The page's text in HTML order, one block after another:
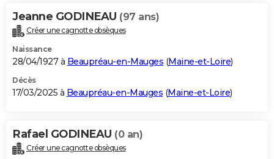
Jeanne GODINEAU (97 ans)
Créer une cagnotte obsèques
Naissance
28/04/1927 à Beaupréau-en-Mauges (Maine-et-Loire)
Décès
17/03/2025 à Beaupréau-en-Mauges (Maine-et-Loire)
Rafael GODINEAU (0 an)
Créer une cagnotte obsèques